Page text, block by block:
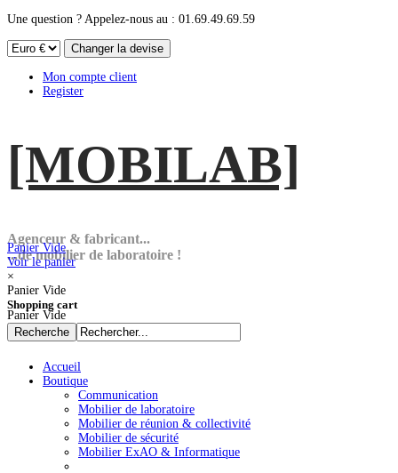
Une question ? Appelez-nous au : 01.69.49.69.59
Mon compte client
Register
[MOBILAB]
Agenceur & fabricant...
...de mobilier de laboratoire !
Panier Vide
Voir le panier
×
Panier Vide
Shopping cart
Panier Vide
Accueil
Boutique
Communication
Mobilier de laboratoire
Mobilier de réunion & collectivité
Mobilier de sécurité
Mobilier ExAO & Informatique